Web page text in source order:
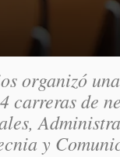
organizó
carreras de
y